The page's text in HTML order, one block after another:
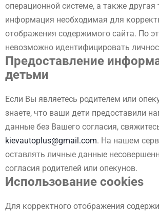
операционной системе, а также другая
информация необходимая для
отображения содержимого сайта. По
невозможно идентифицировать
Предоставление
детьми
Если Вы являетесь родителем или
знаете, что ваши дети предоставили
данные без Вашего согласия,
kievautoplus@gmail.com. На нашем
оставлять личные данные
согласия родителей или опекунов.
Использование cookies
Для корректного отображения